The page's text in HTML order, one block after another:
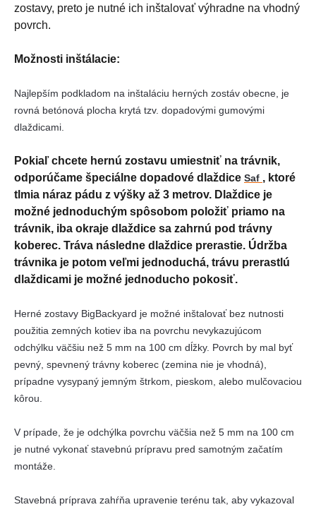
zostavy, preto je nutné ich inštalovať výhradne na vhodný
povrch.
Možnosti inštálacie:
Najlepším podkladom na inštaláciu herných zostáv obecne, je
rovná betónová plocha krytá tzv. dopadovými gumovými
dlaždicami.
Pokiaľ chcete hernú zostavu umiestniť na trávnik,
odporúčame špeciálne dopadové dlaždice Saf , ktoré
tlmia náraz pádu z výšky až 3 metrov. Dlaždice je
možné jednoduchým spôsobom položiť priamo na
trávnik, iba okraje dlaždice sa zahrnú pod trávny
koberec. Tráva následne dlaždice prerastie. Údržba
trávnika je potom veľmi jednoduchá, trávu prerastlú
dlaždicami je možné jednoducho pokosiť.
Herné zostavy BigBackyard je možné inštalovať bez nutnosti
použitia zemných kotiev iba na povrchu nevykazujúcom
odchýlku väčšiu než 5 mm na 100 cm dĺžky. Povrch by mal byť
pevný, spevnený trávny koberec (zemina nie je vhodná),
prípadne vysypaný jemným štrkom, pieskom, alebo mulčovaciou
kôrou.
V prípade, že je odchýlka povrchu väčšia než 5 mm na 100 cm
je nutné vykonať stavebnú prípravu pred samotným začatím
montáže.
Stavebná príprava zahŕňa upravenie terénu tak, aby vykazoval